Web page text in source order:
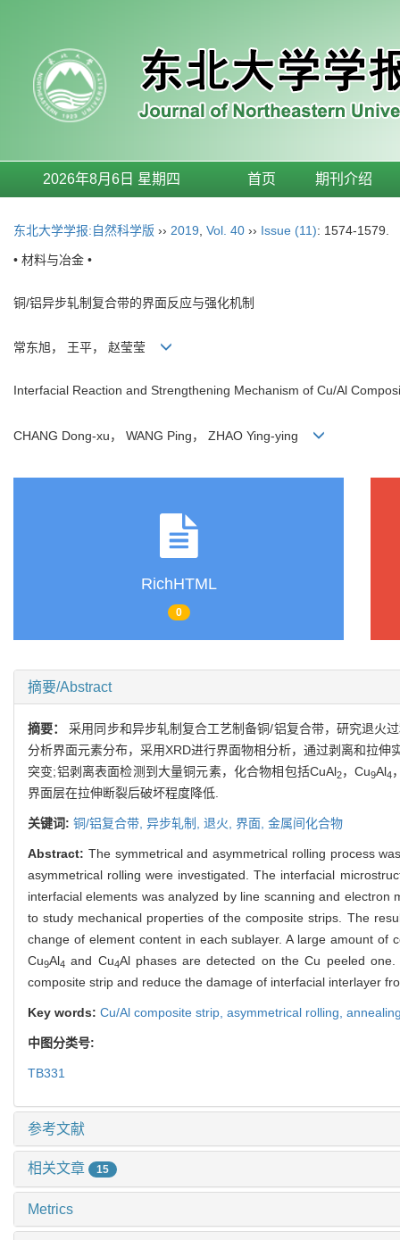
2026年8月6日 星期四 首页 期刊介绍
东北大学学报:自然科学版 ›› 2019 Vol. 40 ›› Issue (11): 1574-1579.
• 材料与冶金 •
铜/铝异步轧制复合带的界面反应与强化机制
常东旭， 王平， 赵莹莹
Interfacial Reaction and Strengthening Mechanism of Cu/Al
CHANG Dong-xu， WANG Ping， ZHAO Ying-ying
RichHTML
0
摘要/Abstract
摘要：采用同步和异步轧制复合工艺制备铜/铝复合带，研究退火
分析界面元素分布，采用XRD进行界面物相分析，通过剥离和拉
突变;铝剥离表面检测到大量铜元素，化合物相包括CuAl2，Cu9Al4
界面层在拉伸断裂后破坏程度降低.
关键词: 铜/铝复合带, 异步轧制, 退火, 界面, 金属间化合物
Abstract: The symmetrical and asymmetrical rolling process
asymmetrical rolling were investigated. The interfacial
interfacial elements was analyzed by line scanning and
to study mechanical properties of the composite strips. The
change of element content in each sublayer. A large amount of
Cu9Al4 and Cu4Al phases are detected on the Cu peeled
composite strip and reduce the damage of interfacial interlayer
Key words: Cu/Al composite strip, asymmetrical rolling,
中图分类号:
TB331
参考文献
相关文章 15
Metrics